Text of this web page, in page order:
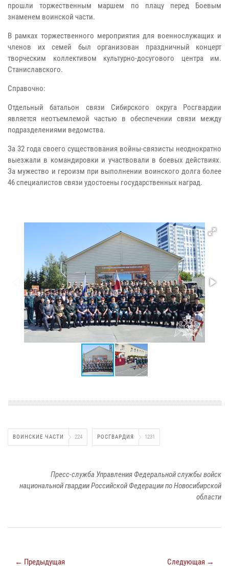
прошли торжественным маршем по плацу перед Боевым
знаменем воинской части.
В рамках торжественного мероприятия для военнослужащих и
членов их семей был организован праздничный концерт
творческим коллективом культурно-досугового центра им.
Станиславского.
Справочно:
Отдельный батальон связи Сибирского округа Росгвардии
является неотъемлемой частью в обеспечении связи между
подразделениями ведомства.
За 32 года своего существования войны-связисты неоднократно
выезжали в командировки и участвовали в боевых действиях.
За мужество и героизм при выполнении воинского долга более
46 специалистов связи удостоены государственных наград.
ВОИНСКИЕ ЧАСТИ 224 РОСГВАРДИЯ 1231
Пресс-служба Управления Федеральной службы войск
национальной гвардии Российской Федерации по Новосибирской
области
← Предыдущая Следующая →